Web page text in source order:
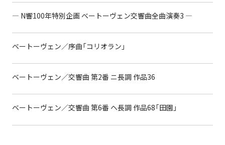
― N響100年特別企画 ベートーヴェン交響曲全曲演奏3 ―
ベートーヴェン／序曲「コリオラン」
ベートーヴェン／交響曲 第2番 ニ長調 作品36
ベートーヴェン／交響曲 第6番 ヘ長調 作品68「田園」